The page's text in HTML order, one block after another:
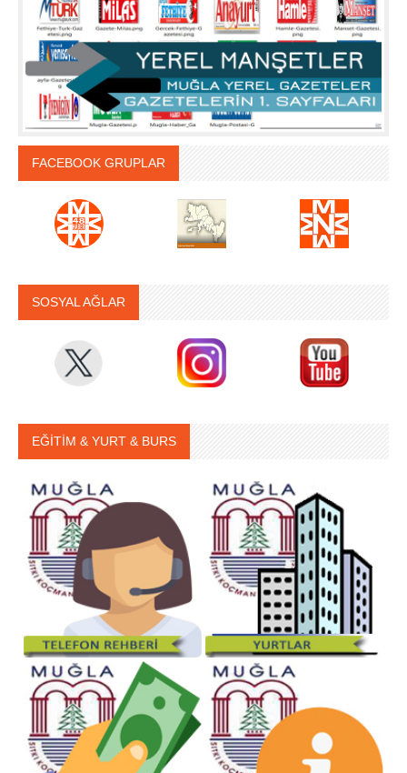
FACEBOOK GRUPLAR
SOSYAL AĞLAR
EĞİTİM & YURT & BURS